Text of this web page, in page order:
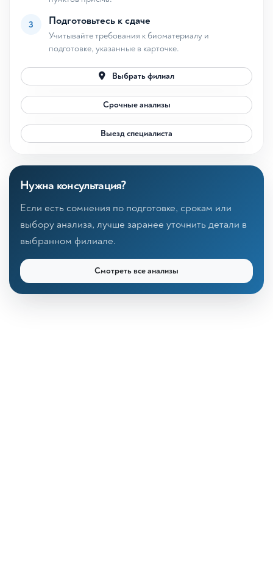
3 Подготовьтесь к сдаче
Учитывайте требования к биоматериалу и
подготовке, указанные в карточке.
Выбрать филиал
Срочные анализы
Выезд специалиста
Нужна консультация?
Если есть сомнения по подготовке, срокам или
выбору анализа, лучше заранее уточнить детали в
выбранном филиале.
Смотреть все анализы